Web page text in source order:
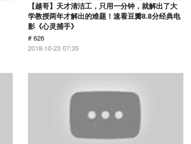
【越哥】天才清洁工，只用一分钟，就解出了大
学教授两年才解出的难题！速看豆瓣8.8分经典电
影《心灵捕手》
# 626
2018-10-23 07:35